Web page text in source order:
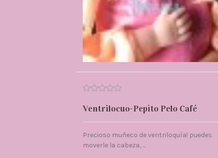
Ventrilocuo-Pepito Pelo Café
Precioso muñeco de ventriloquía! puedes
moverle la cabeza, ...